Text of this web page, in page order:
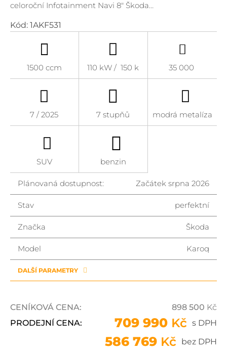
celoroční Infotainment Navi 8" Škoda…
Kód: 1AKF531
1500 ccm 110 kW / 150 k 35 000
7 / 2025 7 stupňů modrá metalíza
SUV benzin
Plánovaná dostupnost: Začátek srpna 2026
Stav perfektní
Značka Škoda
Model Karoq
DALŠÍ PARAMETRY
CENÍKOVÁ CENA: 898 500 Kč
PRODEJNÍ CENA:
709 990 Kč s DPH
586 769 Kč bez DPH